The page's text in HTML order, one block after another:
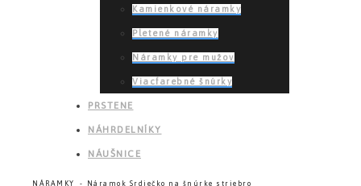
Kamienkové náramky
Pletené náramky
Náramky pre mužov
Viacfarebné šnúrky
PRSTENE
NÁHRDELNÍKY
NÁUŠNICE
NÁRAMKY Náramok Srdiečko na šnúrke striebro